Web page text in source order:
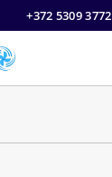
+372 5309 3772